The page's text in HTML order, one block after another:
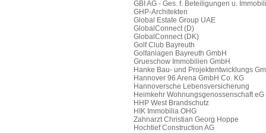
GBI AG - Ges. f. Beteiligungen u.
GHP-Architekten
Global Estate Group UAE
GlobalConnect (D)
GlobalConnect (DK)
Golf Club Bayreuth
Golfanlagen Bayreuth GmbH
Grueschow Immobilien GmbH
Hanke Bau- und Projektentwicklungs
Hannover 96 Arena GmbH Co. KG
Hannoversche Lebensversicherung
Heimkehr Wohnungsgenossenschaft eG
HHP West Brandschutz
HIK Immobilia OHG
Zahnarzt Christian Georg Hoppe
Hochtief Construction AG